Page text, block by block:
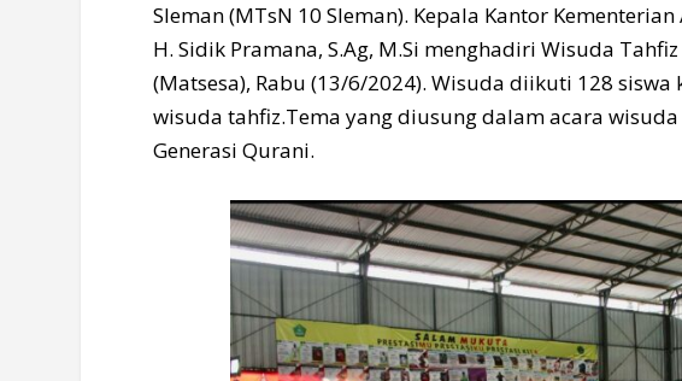
Sleman (MTsN 10 Sleman). Kepala Kantor
H. Sidik Pramana, S.Ag, M.Si menghadiri Wisuda
(Matsesa), Rabu (13/6/2024). Wisuda diikuti 128
wisuda tahfiz.Tema yang diusung dalam acara
Generasi Qurani.